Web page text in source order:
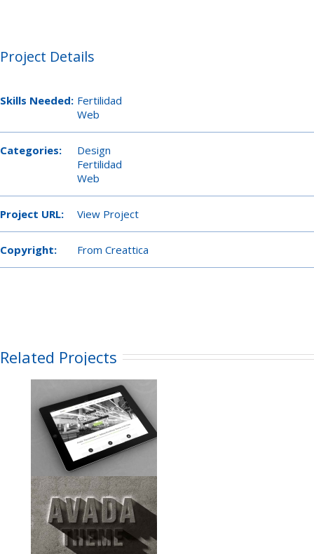
Project Details
Skills Needed: Fertilidad
Web
Categories:
Design
Fertilidad
Web
Project URL: View Project
Copyright: From Creattica
Related Projects